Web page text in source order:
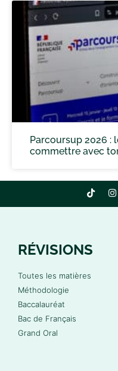
Parcoursup 2026 :
commettre avec
RÉVISIONS
Toutes les matières
Méthodologie
Baccalauréat
Bac de Français
Grand Oral